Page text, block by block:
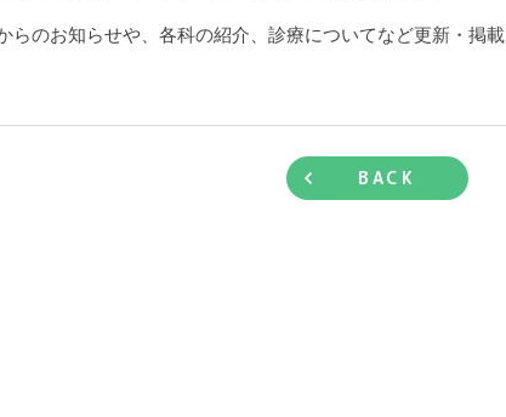
らのお知らせや、各科の紹介、診療についてなど更新・掲
BACK